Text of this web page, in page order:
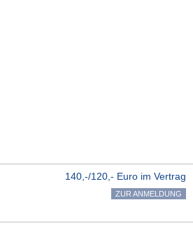
140,-/120,- Euro im Vertrag
ZUR ANMELDUNG